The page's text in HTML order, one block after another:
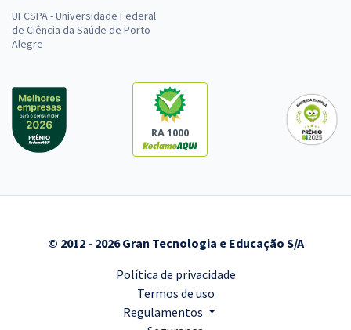
UFCSPA - Universidade Federal
de Ciência da Saúde de Porto
Alegre
RA 1000
© 2012 - 2026 Gran Tecnologia e Educação S/A
Política de privacidade
Termos de uso
Regulamentos